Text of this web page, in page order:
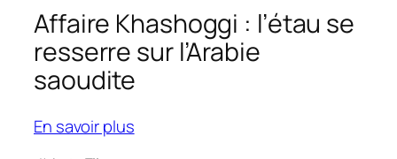
Affaire Khashoggi : l’étau se
resserre sur l’Arabie
saoudite
En savoir plus